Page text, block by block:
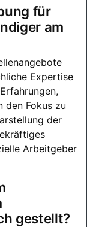
für
am
Expertise
den Fokus zu
der
Arbeitgeber
gestellt?